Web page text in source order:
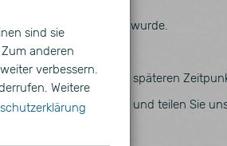
§ 12d BGG erlassen wurde.
erst zu einem späteren
Kontakt mit uns auf und teilen Sie
sind sie
anderen
verbessern.
Weitere